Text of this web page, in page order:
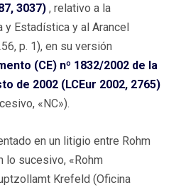
3037) , relativo a la
y Estadística y al Arancel
p. 1), en su versión
(CE) nº 1832/2002 de la
de 2002 (LCEur 2002, 2765)
«NC»).
en un litigio entre Rohm
lo sucesivo, «Rohm
Krefeld (Oficina